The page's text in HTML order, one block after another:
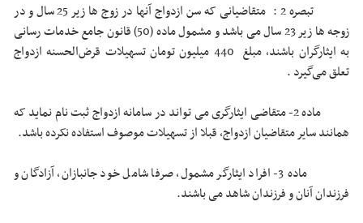
تبصره 2 : متقاضیانی که سن ازدواج آنها در زوج ها زیر 25 سال و در
زوجه ها زیر 23 سال می باشد و مشمول ماده (50) قانون جامع خدمات رسانی
به ایثارگران باشند، مبلغ 440 میلیون تومان تسهیلات قرض‌الحسنه ازدواج
تعلق می‌گیرد .
ماده 2- متقاضی ایثارگری می تواند در سامانه ازدواج ثبت نام نماید که
همانند سایر متقاضیان ازدواج، قبلا از تسهیلات موصوف استفاده نکرده باشد.
ماده 3- افراد ایثارگر مشمول، صرفا شامل خود جانبازان، آزادگان و
فرزندان آنان و فرزندان شاهد می باشند.